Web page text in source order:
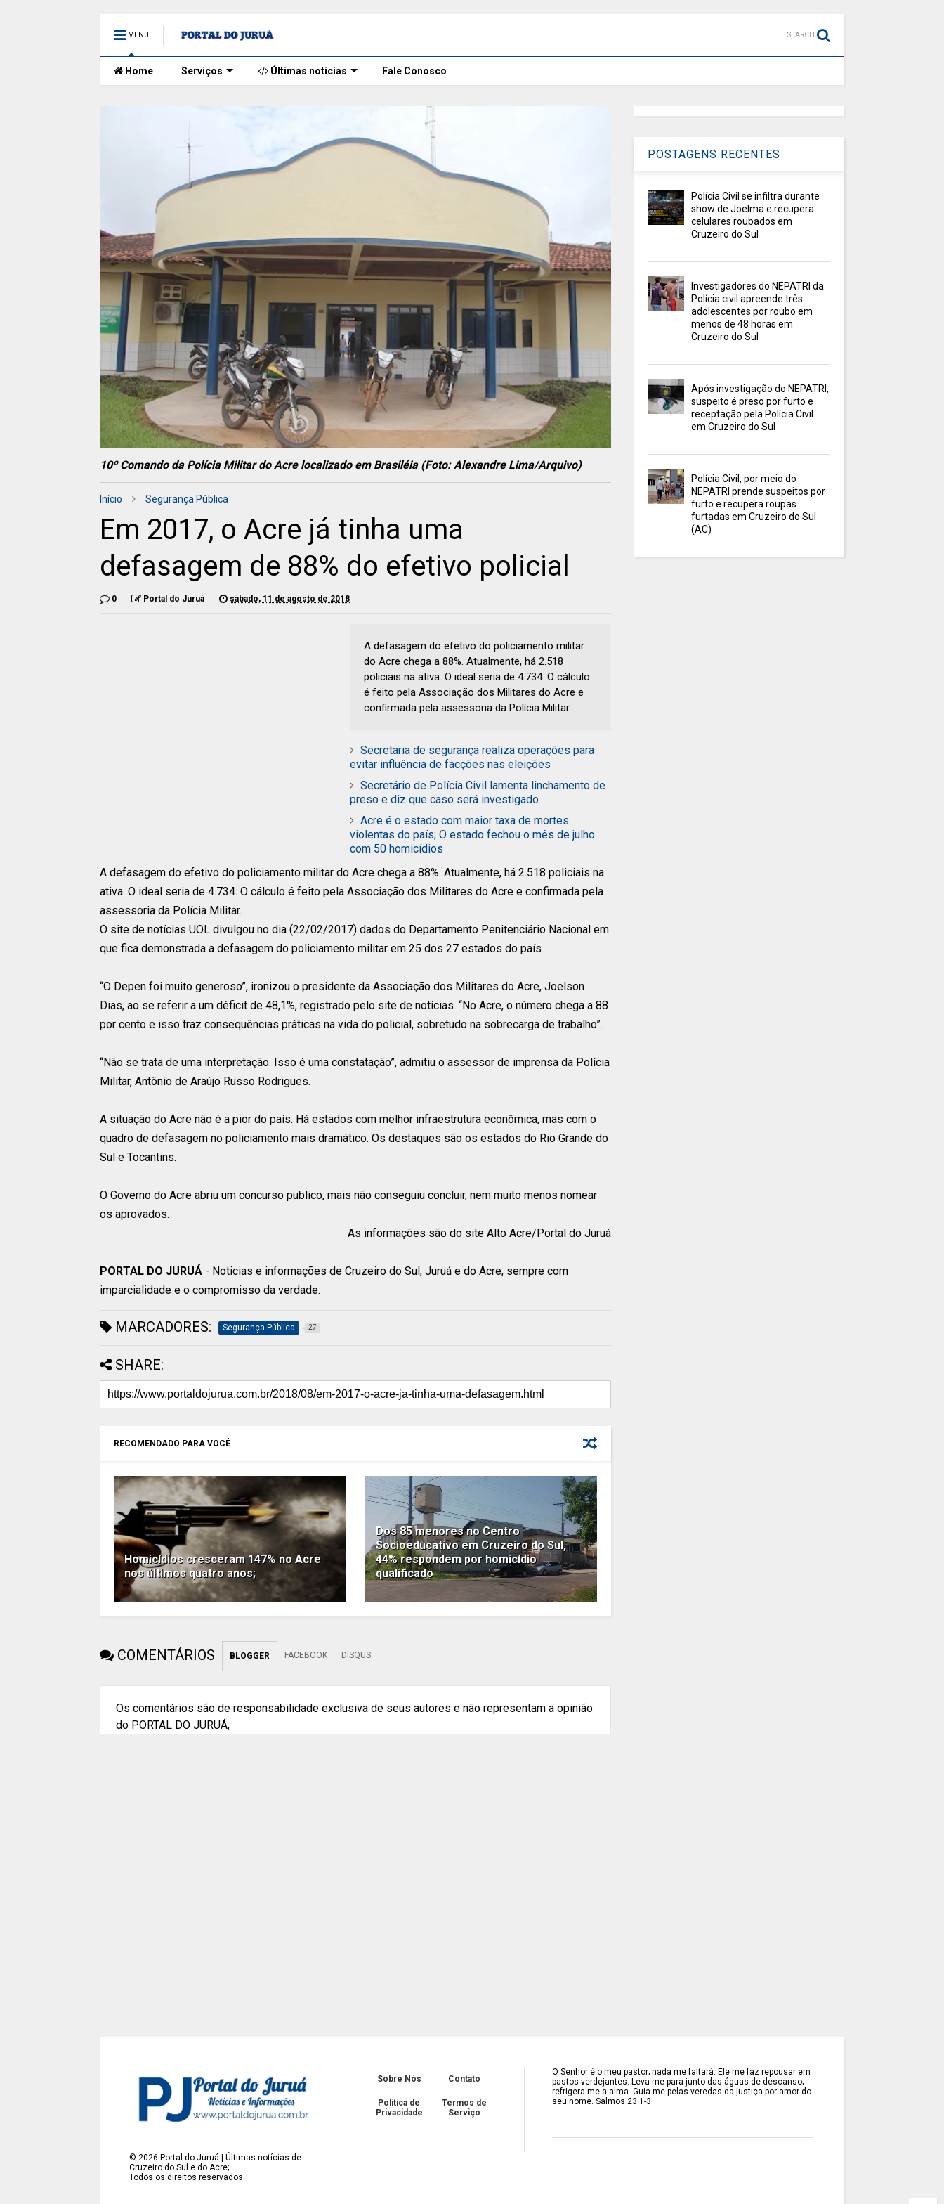
MENU SEARCH
Home Serviços Últimas noticías Fale Conosco
10º Comando da Polícia Militar do Acre localizado em Brasiléia (Foto: Alexandre Lima/Arquivo)
Início Segurança Pública
Em 2017, o Acre já tinha uma
defasagem de 88% do efetivo policial
0 Portal do Juruá sábado, 11 de agosto de 2018
A defasagem do efetivo do policiamento militar
do Acre chega a 88%. Atualmente, há 2.518
policiais na ativa. O ideal seria de 4.734. O cálculo
é feito pela Associação dos Militares do Acre e
confirmada pela assessoria da Polícia Militar.
Secretaria de segurança realiza operações para
evitar influência de facções nas eleições
Secretário de Polícia Civil lamenta linchamento de
preso e diz que caso será investigado
Acre é o estado com maior taxa de mortes
violentas do país; O estado fechou o mês de julho
com 50 homicídios
A defasagem do efetivo do policiamento militar do Acre chega a 88%. Atualmente, há 2.518 policiais na
ativa. O ideal seria de 4.734. O cálculo é feito pela Associação dos Militares do Acre e confirmada pela
assessoria da Polícia Militar.
O site de notícias UOL divulgou no dia (22/02/2017) dados do Departamento Penitenciário Nacional em
que fica demonstrada a defasagem do policiamento militar em 25 dos 27 estados do país.
“O Depen foi muito generoso”, ironizou o presidente da Associação dos Militares do Acre, Joelson
Dias, ao se referir a um déficit de 48,1%, registrado pelo site de notícias. “No Acre, o número chega a 88
por cento e isso traz consequências práticas na vida do policial, sobretudo na sobrecarga de trabalho”.
“Não se trata de uma interpretação. Isso é uma constatação”, admitiu o assessor de imprensa da Polícia
Militar, Antônio de Araújo Russo Rodrigues.
A situação do Acre não é a pior do país. Há estados com melhor infraestrutura econômica, mas com o
quadro de defasagem no policiamento mais dramático. Os destaques são os estados do Rio Grande do
Sul e Tocantins.
O Governo do Acre abriu um concurso publico, mais não conseguiu concluir, nem muito menos nomear
os aprovados.
As informações são do site Alto Acre/Portal do Juruá
PORTAL DO JURUÁ - Noticias e informações de Cruzeiro do Sul, Juruá e do Acre, sempre com
imparcialidade e o compromisso da verdade.
MARCADORES: Segurança Pública 27
SHARE:
RECOMENDADO PARA VOCÊ
Homicídios cresceram 147% no Acre
nos últimos quatro anos;
Dos 85 menores no Centro
Socioeducativo em Cruzeiro do Sul,
44% respondem por homicídio
qualificado
COMENTÁRIOS BLOGGER FACEBOOK DISQUS
Os comentários são de responsabilidade exclusiva de seus autores e não representam a opinião
do PORTAL DO JURUÁ;
POSTAGENS RECENTES
Polícia Civil se infiltra durante
show de Joelma e recupera
celulares roubados em
Cruzeiro do Sul
Investigadores do NEPATRI da
Polícia civil apreende três
adolescentes por roubo em
menos de 48 horas em
Cruzeiro do Sul
Após investigação do NEPATRI,
suspeito é preso por furto e
receptação pela Polícia Civil
em Cruzeiro do Sul
Polícia Civil, por meio do
NEPATRI prende suspeitos por
furto e recupera roupas
furtadas em Cruzeiro do Sul
(AC)
©2026 Portal do Juruá | Últimas notícias de
Cruzeiro do Sul e do Acre;
Todos os direitos reservados.
Sobre Nós Contato
Política de
Privacidade
Termos de
Serviço
O Senhor é o meu pastor; nada me faltará. Ele me faz repousar em
pastos verdejantes. Leva-me para junto das águas de descanso;
refrigera-me a alma. Guia-me pelas veredas da justiça por amor do
seu nome. Salmos 23:1-3